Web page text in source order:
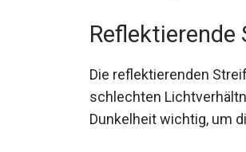
Die reflektierenden
schlechten
Dunkelheit wichtig, um